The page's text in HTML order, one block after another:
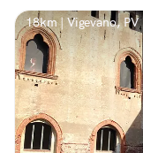
18km | Vigevano, PV